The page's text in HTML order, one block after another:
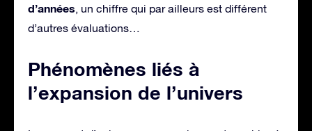
d’années, un chiffre qui par ailleurs est différent
d’autres évaluations…
Phénomènes liés à
l’expansion de l’univers